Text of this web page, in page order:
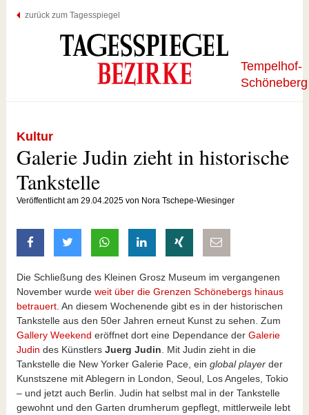
zurück zum Tagesspiegel
Tempelhof-
Schöneberg
Kultur
Galerie Judin zieht in historische
Tankstelle
Veröffentlicht am 29.04.2025 von Nora Tschepe-Wiesinger
auf Facebook teilen
auf Twitter teilenmit Whatsapp teilen
auf LinkedIn teilen
auf Xing teilen
Die Schließung des Kleinen Grosz Museum im vergangenen
November wurde weit über die Grenzen Schönebergs hinaus
betrauert. An diesem Wochenende gibt es in der historischen
Tankstelle aus den 50er Jahren erneut Kunst zu sehen. Zum
Gallery Weekend eröffnet dort eine Dependance der Galerie
Judin des Künstlers Juerg Judin . Mit Judin zieht in die
Tankstelle die New Yorker Galerie Pace, ein global playerder
Kunstszene mit Ablegern in London, Seoul, Los Angeles, Tokio
– und jetzt auch Berlin. Judin hat selbst mal in der Tankstelle
gewohnt und den Garten drumherum gepflegt, mittlerweile lebt